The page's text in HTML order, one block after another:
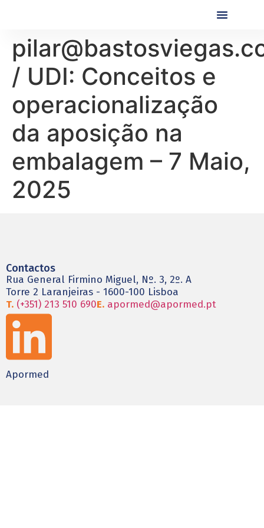
/ UDI: Conceitos e
operacionalização
da aposição na
embalagem – 7 Maio,
2025
Contactos
Rua General Firmino Miguel, Nº. 3, 2º. A
Torre 2 Laranjeiras - 1600-100 Lisboa
T. (+351) 213 510 690E. apormed@apormed.pt
Apormed